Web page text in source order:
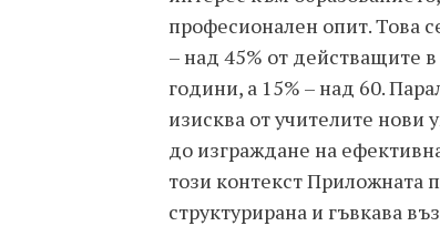
професионален опит. Това
– над 45% от действащите
години, а 15% – над 60.
изисква от учителите нови
до изграждане на
този контекст Приложната
структурирана и гъвкава